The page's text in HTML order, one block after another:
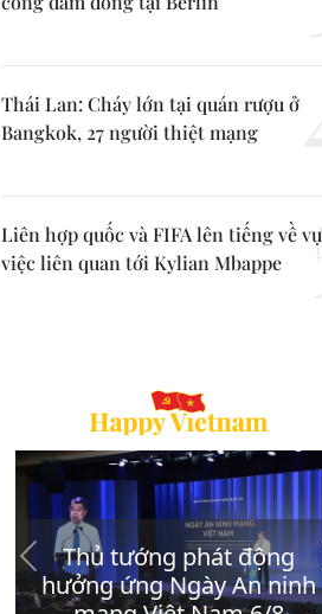
Thái Lan: Cháy lớn tại quán rượu ở
Bangkok, 27 người thiệt mạng
Liên hợp quốc và FIFA lên tiếng về vụ
việc liên quan tới Kylian Mbappe